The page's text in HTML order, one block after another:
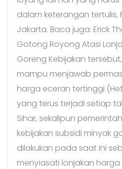
dalam keterangan tertulis,
Jakarta. Baca juga: Erick
Gotong Royong Atasi
Goreng Kebijakan
mampu menjawab
harga eceran tertinggi
yang terus terjadi setiap
Sihar, sekalipun
kebijakan subsidi minyak
dilakukan pada saat ini
menyiasati lonjakan